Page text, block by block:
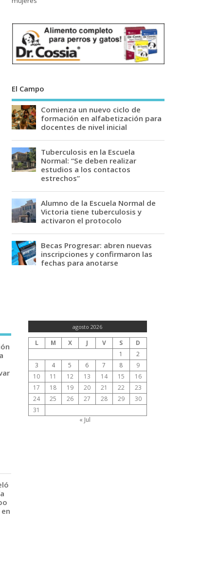
El Campo
Comienza un nuevo ciclo de
formación en alfabetización para
docentes de nivel inicial
Tuberculosis en la Escuela
Normal: “Se deben realizar
estudios a los contactos
estrechos”
Alumno de la Escuela Normal de
Victoria tiene tuberculosis y
activaron el protocolo
Becas Progresar: abren nuevas
inscripciones y confirmaron las
fechas para anotarse
agosto 2026
L M X J V S
D
1
2
3
4 5 6 7 8
9
10
11 12 13 14 15
16
17
18 19 20 21 22
23
24
25 26 27 28 29
30
31
« Jul